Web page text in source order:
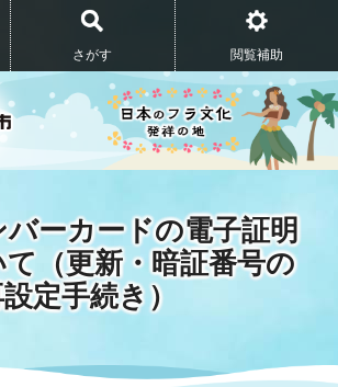
さがす 閲覧補助
ーカードの電子証明
（更新・暗証番号の
定手続き）